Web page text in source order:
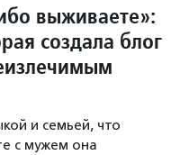
выживаете»:
создала блог
и семьей, что
с мужем она